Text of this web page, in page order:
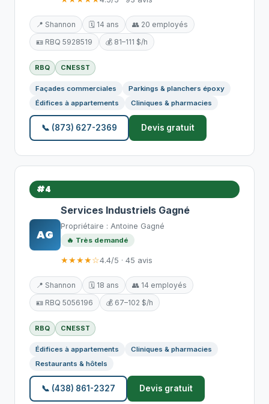
📍 Shannon 🗓️ 14 ans
👥 20 employés
🪪 RBQ 5928519
💰 81–111 $/h
RBQ CNESST
Façades commerciales
Parkings & planchers époxy
Édifices à appartements
Cliniques & pharmacies
📞 (873) 627-2369 Devis gratuit
#4
AG
Services Industriels Gagné
Propriétaire : Antoine Gagné
🔥 Très demandé
★★★★☆4.4/5 · 45 avis
📍 Shannon 🗓️ 18 ans
👥 14 employés
🪪 RBQ 5056196
💰 67–102 $/h
RBQ CNESST
Édifices à appartements
Cliniques & pharmacies
Restaurants & hôtels
📞 (438) 861-2327 Devis gratuit